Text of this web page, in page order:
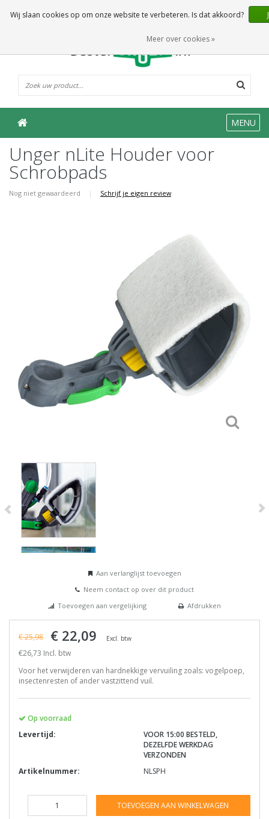
0 Artikelen
MENU
Unger nLite Houder voor
Schrobpads
Nog niet gewaardeerd | Schrijf je eigen review
Aan verlanglijst toevoegen
Neem contact op over dit product
Toevoegen aan vergelijking
Afdrukken
€ 25,98 € 22,09 Excl. btw
€26,73 Incl. btw
Voor het verwijderen van hardnekkige vervuiling zoals: vogelpoep,
insectenresten of ander vastzittend vuil.
Op voorraad
Levertijd:
VOOR 15:00 BESTELD,
DEZELFDE WERKDAG
VERZONDEN
Artikelnummer:
NLSPH
TOEVOEGEN AAN WINKELWAGEN
Wij slaan cookies op om onze website te verbeteren. Is dat akkoord?
Meer over cookies »